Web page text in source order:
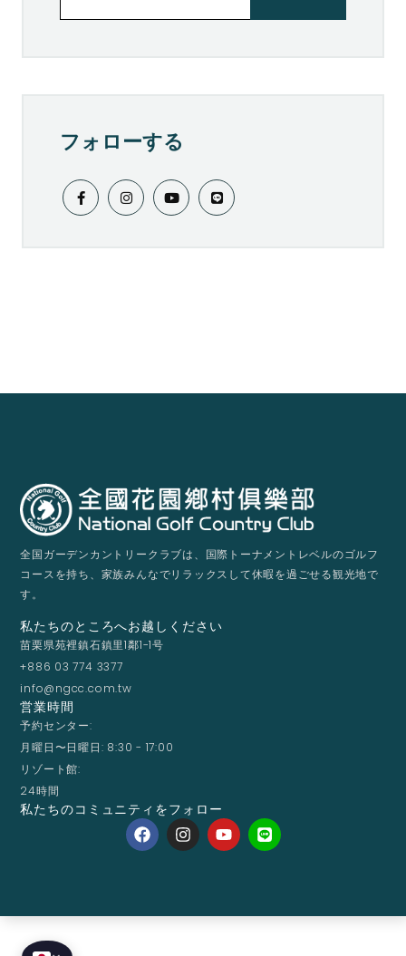
フォローする
全国ガーデンカントリークラブは、国際トーナメントレベルのゴルフ
コースを持ち、家族みんなでリラックスして休暇を過ごせる観光地で
す。
私たちのところへお越しください
苗栗県苑裡鎮石鎮里1鄰1-1号
+886 03 774 3377
info@ngcc.com.tw
営業時間
予約センター:
月曜日〜日曜日: 8:30 - 17:00
リゾート館:
24時間
私たちのコミュニティをフォロー